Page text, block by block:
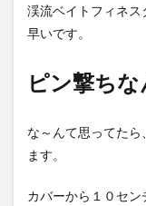
渓流ベイトフィネス
早いです。
ピン撃ち
な～んて思ってた
ます。
カバーから１０セ